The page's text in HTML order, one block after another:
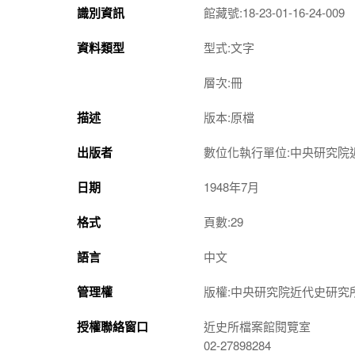
識別資訊 館藏號:18-23-01-16-24-009
資料類型 型式:文字
層次:冊
描述 版本:原檔
出版者 數位化執行單位:中央研究院
日期 1948年7月
格式 頁數:29
語言 中文
管理權 版權:中央研究院近代史研究
授權聯絡窗口
近史所檔案館閱覽室
02-27898284